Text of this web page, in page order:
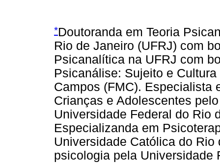
*Doutoranda em Teoria
Rio de Janeiro (UFRJ) com
Psicanalítica na UFRJ com
Psicanálise: Sujeito e
Campos (FMC). Especialista
Crianças e Adolescentes
Universidade Federal do Rio
Especializanda em
Universidade Católica do
psicologia pela Universidade